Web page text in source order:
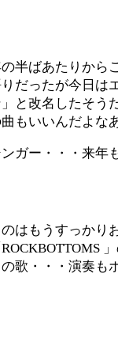
半ばあたりか
だったが今日
」と改名したそ
もいいんだよな
ガー・・・来
はもうすっかり
の歌・・・演奏